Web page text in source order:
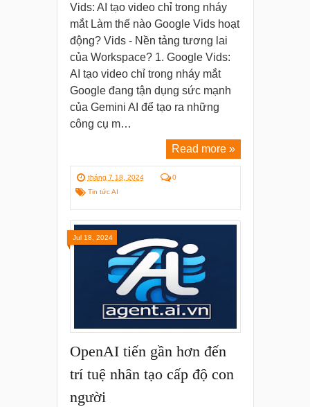
Vids: AI tạo video chỉ trong nháy
mắt Làm thế nào Google Vids hoạt
động? Vids - Nền tảng tương lai
của Workspace? 1. Google Vids:
AI tạo video chỉ trong nháy mắt
Google đang tận dụng sức mạnh
của Gemini AI để tạo ra những
công cụ m…
Read more »
tháng 7 18, 2024
0
Tin tức AI
OpenAI tiến gần hơn đến
trí tuệ nhân tạo cấp độ con
người
Jul 18, 2024